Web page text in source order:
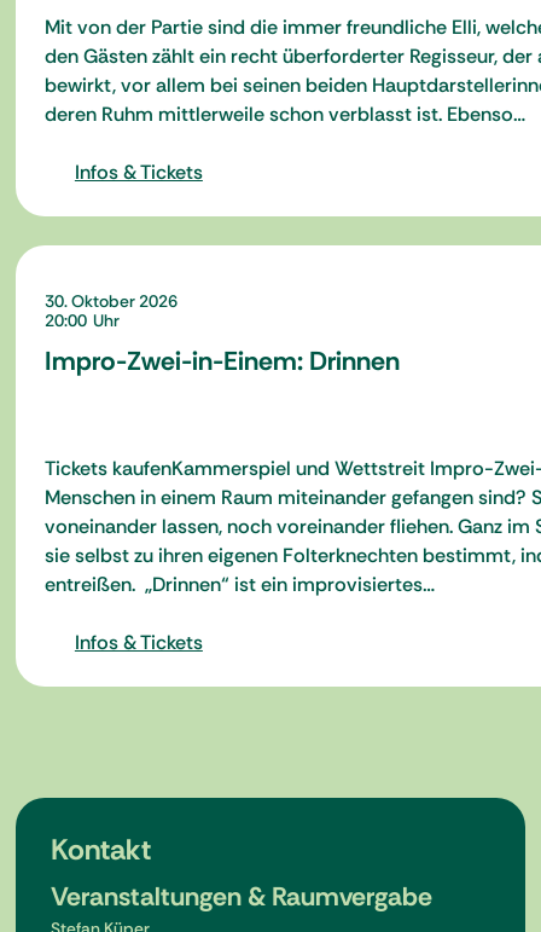
Mit von der Partie sind die immer freundliche Elli,
den Gästen zählt ein recht überforderter Regisseur,
bewirkt, vor allem bei seinen beiden
deren Ruhm mittlerweile schon verblasst ist. Ebenso…
Infos & Tickets
30. Oktober 2026
20:00
Impro-Zwei-in-Einem: Drinnen
Tickets kaufenKammerspiel und Wettstreit Impro-
Menschen in einem Raum miteinander gefangen sind?
voneinander lassen, noch voreinander fliehen. Ganz
sie selbst zu ihren eigenen Folterknechten bestimmt,
entreißen. „Drinnen“ ist ein improvisiertes…
Infos & Tickets
Kontakt
Veranstaltungen & Raumvergabe